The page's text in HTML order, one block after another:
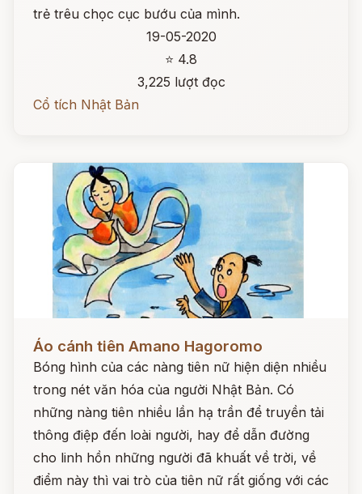
trẻ trêu chọc cục bướu của mình.
19-05-2020
⭐ 4.8
3,225 lượt đọc
Cổ tích Nhật Bản
Đọc ngay
Áo cánh tiên Amano Hagoromo
Bóng hình của các nàng tiên nữ hiện diện nhiều
trong nét văn hóa của người Nhật Bản. Có
những nàng tiên nhiều lần hạ trần để truyền tải
thông điệp đến loài người, hay để dẫn đường
cho linh hồn những người đã khuất về trời, về
điểm này thì vai trò của tiên nữ rất giống với các